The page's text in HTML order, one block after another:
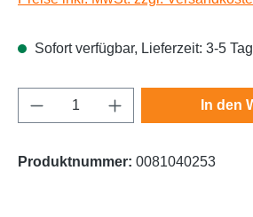
Sofort verfügbar, Lieferzeit: 3-5
Produkt Anzahl: Gib den
In den
Produktnummer: 0081040253